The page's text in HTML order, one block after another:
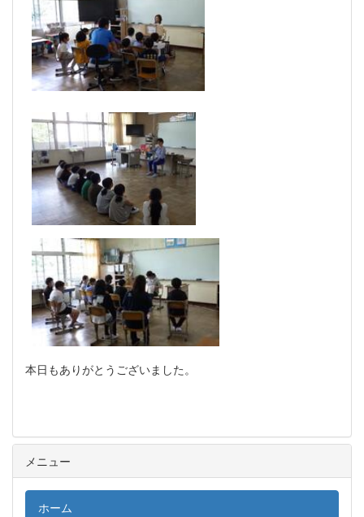
本日もありがとうございました。
メニュー
ホーム